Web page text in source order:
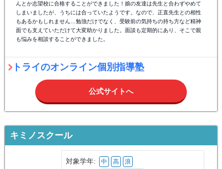
んとか志望校に合格することができました！娘の友達は先生と合わずやめて
しまいましたが、うちには合っていたようです。なので、正直先生との相性
もあるかもしれません…勉強だけでなく、受験前の気持ちの持ち方など精神
面でも支えていただけて大変助かりました。面談も定期的にあり、そこで親
も悩みを相談することができました。
トライのオンライン個別指導塾
公式サイトへ
キミノスクール
対象学年: 中 高 浪